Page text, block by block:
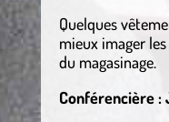
Quelques
mieux imager
du magasinage.
Conférencière :